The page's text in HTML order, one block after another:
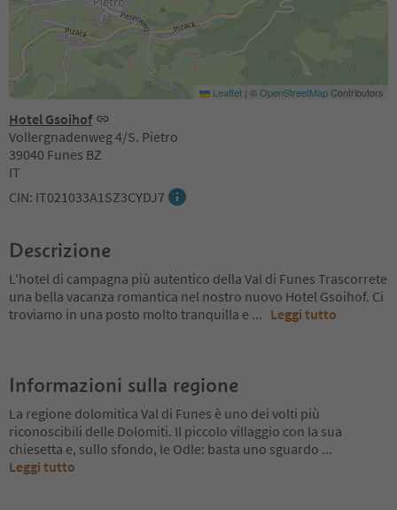
Hotel Gsoihof
Vollergnadenweg 4/S. Pietro
39040 Funes BZ
IT
CIN: IT021033A1SZ3CYDJ7
Leaflet | ©OpenStreetMapContributors
Descrizione
L'hotel di campagna più autentico della Val di Funes Trascorrete
una bella vacanza romantica nel nostro nuovo Hotel Gsoihof. Ci
troviamo in una posto molto tranquilla e ... Leggi tutto
Informazioni sulla regione
La regione dolomitica Val di Funes è uno dei volti più
riconoscibili delle Dolomiti. Il piccolo villaggio con la sua
chiesetta e, sullo sfondo, le Odle: basta uno sguardo ...
Leggi tutto